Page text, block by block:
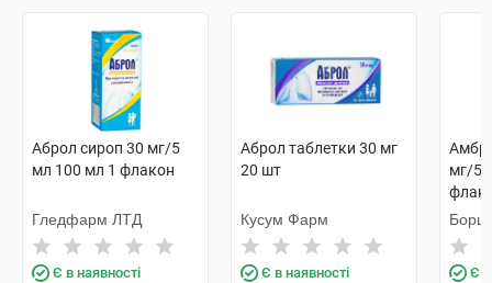
Аброл сироп 30 мг/5
мл 100 мл 1 флакон
Гледфарм ЛТД
Є в наявності
Аброл таблетки 30 мг
20 шт
Кусум Фарм
Є в наявності
мг/5
Є в